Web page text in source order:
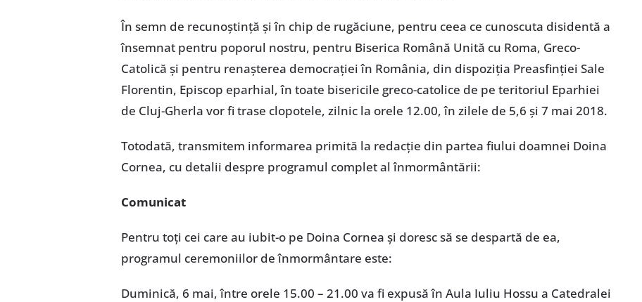
În semn de recunoștință și în chip de rugăciune, pentru ceea ce cunoscuta disidentă a
însemnat pentru poporul nostru, pentru Biserica Română Unită cu Roma, Greco-
Catolică și pentru renașterea democrației în România, din dispoziţia Preasfinţiei Sale
Florentin, Episcop eparhial, în toate bisericile greco-catolice de pe teritoriul Eparhiei
de Cluj-Gherla vor fi trase clopotele, zilnic la orele 12.00, în zilele de 5,6 și 7 mai 2018.
Totodată, transmitem informarea primită la redacţie din partea fiului doamnei Doina
Cornea, cu detalii despre programul complet al înmormântării:
Comunicat
Pentru toţi cei care au iubit-o pe Doina Cornea şi doresc să se despartă de ea,
programul ceremoniilor de înmormântare este:
Duminică, 6 mai, între orele 15.00 – 21.00 va fi expusă în Aula Iuliu Hossu a Catedralei